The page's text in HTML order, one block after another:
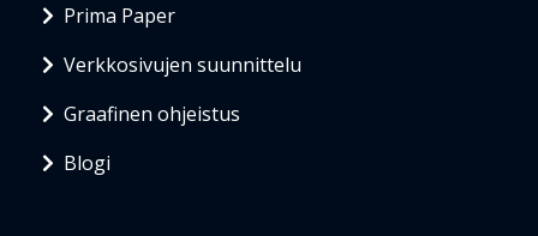
Prima Paper
Verkkosivujen suunnittelu
Graafinen ohjeistus
Blogi